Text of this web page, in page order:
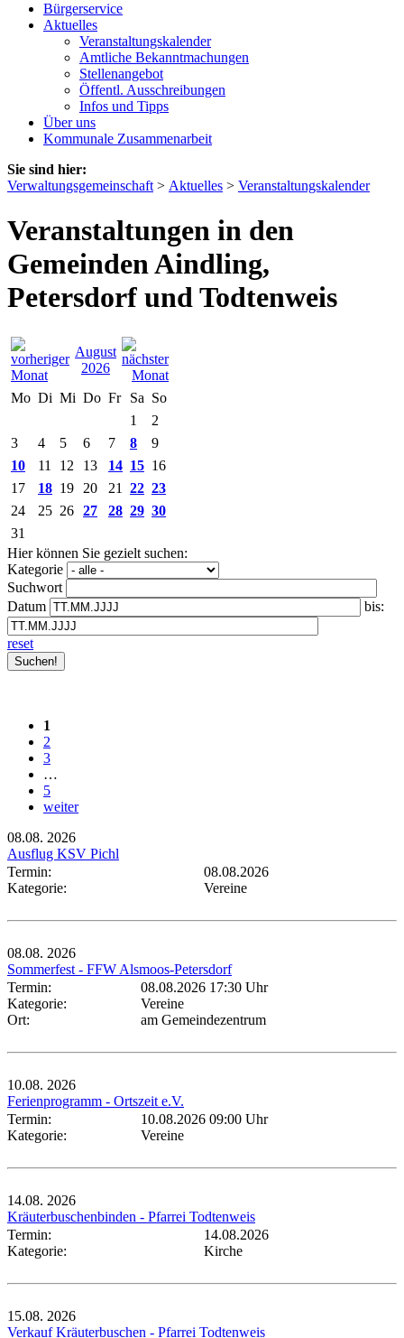
Bürgerservice
Aktuelles
Veranstaltungskalender
Amtliche Bekanntmachungen
Stellenangebot
Öffentl. Ausschreibungen
Infos und Tipps
Über uns
Kommunale Zusammenarbeit
Sie sind hier:
Verwaltungsgemeinschaft > Aktuelles > Veranstaltungskalender
Veranstaltungen in den
Gemeinden Aindling,
Petersdorf und Todtenweis
August
2026
Mo Di Mi Do Fr Sa So
1
2
3
4 5 6 7 8
9
10
11 12 13 14 15 16
17
18 19 20 21 22 23
24
25 26 27 28 29 30
31
Hier können Sie gezielt suchen:
Kategorie
Suchwort
Datum
bis:
reset
1
2
3
…
5
weiter
08.08. 2026
Ausflug KSV Pichl
Termin:
08.08.2026
Kategorie:
Vereine
08.08. 2026
Sommerfest - FFW Alsmoos-Petersdorf
Termin:
08.08.2026 17:30 Uhr
Kategorie:
Vereine
Ort:
am Gemeindezentrum
10.08. 2026
Ferienprogramm - Ortszeit e.V.
Termin:
10.08.2026 09:00 Uhr
Kategorie:
Vereine
14.08. 2026
Kräuterbuschenbinden - Pfarrei Todtenweis
Termin:
14.08.2026
Kategorie:
Kirche
15.08. 2026
Verkauf Kräuterbuschen - Pfarrei Todtenweis